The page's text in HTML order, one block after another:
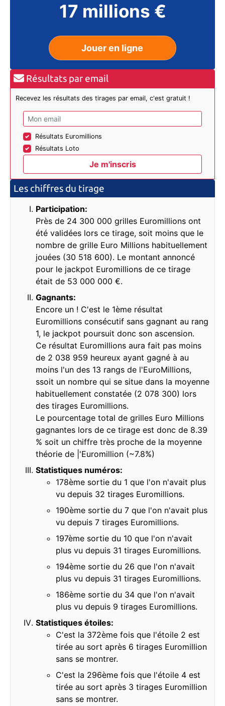
17 millions €
Jouer en ligne
Résultats par email
Recevez les résultats des tirages par email, c'est gratuit !
Résultats Euromillions
Résultats Loto
Les chiffres du tirage
Participation:
Près de 24 300 000 grilles Euromillions ont
été validées lors ce tirage, soit moins que le
nombre de grille Euro Millions habituellement
jouées (30 518 600). Le montant annoncé
pour le jackpot Euromillions de ce tirage
était de 53 000 000 €.
Gagnants:
Encore un ! C'est le 1ème résultat
Euromillions consécutif sans gagnant au rang
1, le jackpot poursuit donc son ascension.
Ce résultat Euromillions aura fait pas moins
de 2 038 959 heureux ayant gagné à au
moins l'un des 13 rangs de l'EuroMillions,
ssoit un nombre qui se situe dans la moyenne
habituellement constatée (2 078 300) lors
des tirages Euromillions.
Le pourcentage total de grilles Euro Millions
gagnantes lors de ce tirage est donc de 8.39
% soit un chiffre très proche de la moyenne
théorie de |'Euromillion (~7.8%)
Statistiques numéros:
178ème sortie du 1 que l'on n'avait plus
vu depuis 32 tirages Euromillions.
190ème sortie du 7 que l'on n'avait plus
vu depuis 7 tirages Euromillions.
197ème sortie du 10 que l'on n'avait
plus vu depuis 31 tirages Euromillions.
194ème sortie du 26 que l'on n'avait
plus vu depuis 31 tirages Euromillions.
186ème sortie du 34 que l'on n'avait
plus vu depuis 9 tirages Euromillions.
Statistiques étoiles:
C'est la 372ème fois que l'étoile 2 est
tirée au sort après 6 tirages Euromillion
sans se montrer.
C'est la 296ème fois que l'étoile 4 est
tirée au sort après 3 tirages Euromillion
sans se montrer.